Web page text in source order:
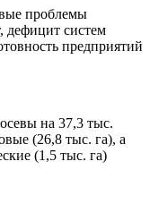
проблемы
дефицит систем
предприятий
на 37,3 тыс.
(26,8 тыс. га), а
(1,5 тыс. га)